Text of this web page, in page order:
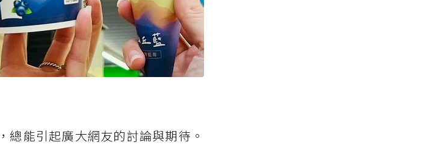
能引起廣大網友的討論與期待。